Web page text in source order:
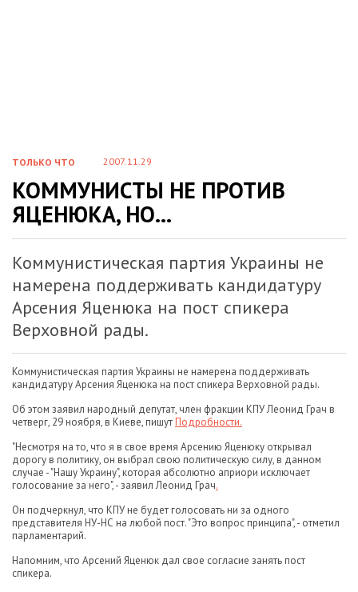
ТОЛЬКО ЧТО 2007.11.29
КОММУНИСТЫ НЕ ПРОТИВ
ЯЦЕНЮКА, НО…
Коммунистическая партия Украины не
намерена поддерживать кандидатуру
Арсения Яценюка на пост спикера
Верховной рады.
Коммунистическая партия Украины не намерена поддерживать
кандидатуру Арсения Яценюка на пост спикера Верховной рады.
Об этом заявил народный депутат, член фракции КПУ Леонид Грач в
четверг, 29 ноября, в Киеве, пишутПодробности.
"Несмотря на то, что я в свое время Арсению Яценюку открывал
дорогу в политику, он выбрал свою политическую силу, в данном
случае - "Нашу Украину", которая абсолютно априори исключает
голосование за него", - заявил Леонид Грач.
Он подчеркнул, что КПУ не будет голосовать ни за одного
представителя НУ-НС на любой пост. "Это вопрос принципа", - отметил
парламентарий.
Напомним, что Арсений Яценюк дал свое согласие занять пост
спикера.